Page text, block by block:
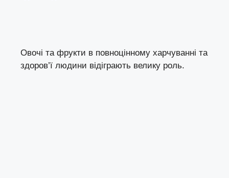
Овочі та фрукти в повноцінному харчуванні та
здоров’ї людини відіграють велику роль.